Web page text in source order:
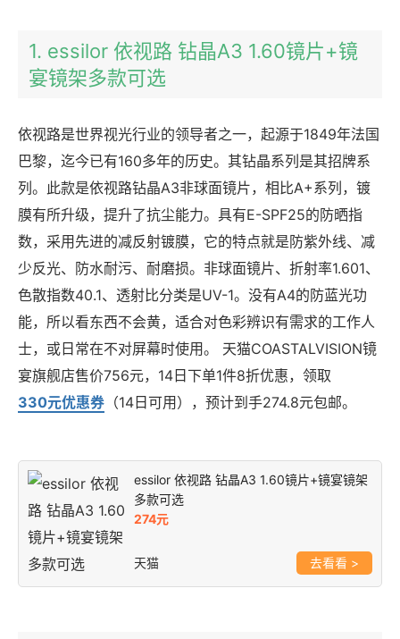
1. essilor 依视路 钻晶A3 1.60镜片+镜
宴镜架多款可选
依视路是世界视光行业的领导者之一，起源于1849年法国
巴黎，迄今已有160多年的历史。其钻晶系列是其招牌系
列。此款是依视路钻晶A3非球面镜片，相比A+系列，镀
膜有所升级，提升了抗尘能力。具有E-SPF25的防晒指
数，采用先进的减反射镀膜，它的特点就是防紫外线、减
少反光、防水耐污、耐磨损。非球面镜片、折射率1.601、
色散指数40.1、透射比分类是UV-1。没有A4的防蓝光功
能，所以看东西不会黄，适合对色彩辨识有需求的工作人
士，或日常在不对屏幕时使用。 天猫COASTALVISION镜
宴旗舰店售价756元，14日下单1件8折优惠，领取
330元优惠券 （14日可用），预计到手274.8元包邮。
essilor 依视路 钻晶A3 1.60镜片+镜宴镜架
多款可选
274元
天猫 >